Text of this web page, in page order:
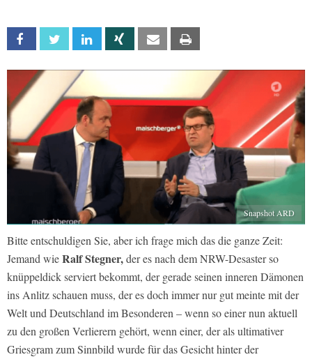
Facebook Twitter Linkedin Xing Email
Snapshot ARD
Bitte entschuldigen Sie, aber ich frage mich das die ganze Zeit:
Jemand wieRalf Stegner,der es nach dem NRW-Desaster so
knüppeldick serviert bekommt, der gerade seinen inneren Dämonen
ins Anlitz schauen muss, der es doch immer nur gut meinte mit der
Welt und Deutschland im Besonderen – wenn so einer nun aktuell
zu den großen Verlierern gehört, wenn einer, der als ultimativer
Griesgram zum Sinnbild wurde für das Gesicht hinter der